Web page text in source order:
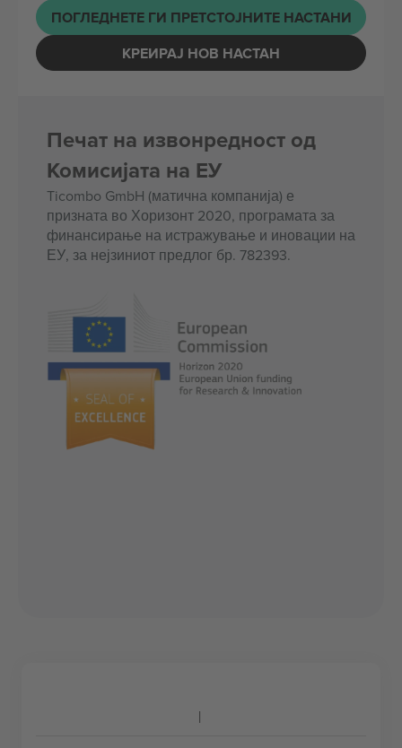
ПОГЛЕДНЕТЕ ГИ ПРЕТСТОЈНИТЕ НАСТАНИ
КРЕИРАЈ НОВ НАСТАН
Печат на извонредност од
Комисијата на ЕУ
Ticombo GmbH (матична компанија) е
призната во Хоризонт 2020, програмата за
финансирање на истражување и иновации на
ЕУ, за нејзиниот предлог бр. 782393.